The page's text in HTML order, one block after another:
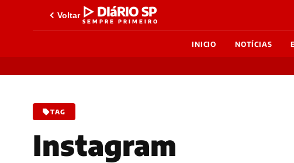
Voltar ▷ DIáRIO SP
SEMPRE PRIMEIRO
INICIO NOTÍCIAS
TAG
Instagram